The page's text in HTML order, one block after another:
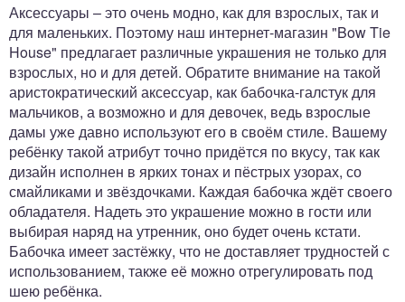
Аксессуары – это очень модно, как для взрослых, так и
для маленьких. Поэтому наш интернет-магазин "Bow Tie
House" предлагает различные украшения не только для
взрослых, но и для детей. Обратите внимание на такой
аристократический аксессуар, как бабочка-галстук для
мальчиков, а возможно и для девочек, ведь взрослые
дамы уже давно используют его в своём стиле. Вашему
ребёнку такой атрибут точно придётся по вкусу, так как
дизайн исполнен в ярких тонах и пёстрых узорах, со
смайликами и звёздочками. Каждая бабочка ждёт своего
обладателя. Надеть это украшение можно в гости или
выбирая наряд на утренник, оно будет очень кстати.
Бабочка имеет застёжку, что не доставляет трудностей с
использованием, также её можно отрегулировать под
шею ребёнка.